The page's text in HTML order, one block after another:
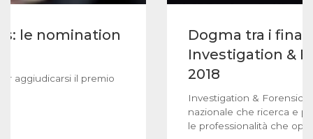
le nomination
aggiudicarsi il premio
Dogma tra i
Investigation &
2018
Investigation & Forensic
nazionale che ricerca e
le professionalità che